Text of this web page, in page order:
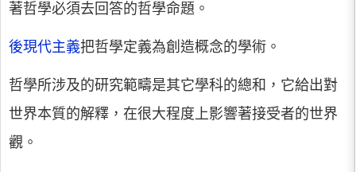
著哲學必須去回答的哲學命題。
後現代主義把哲學定義為創造概念的學術。
哲學所涉及的研究範疇是其它學科的總和，它給出對
世界本質的解釋，在很大程度上影響著接受者的世界
觀。